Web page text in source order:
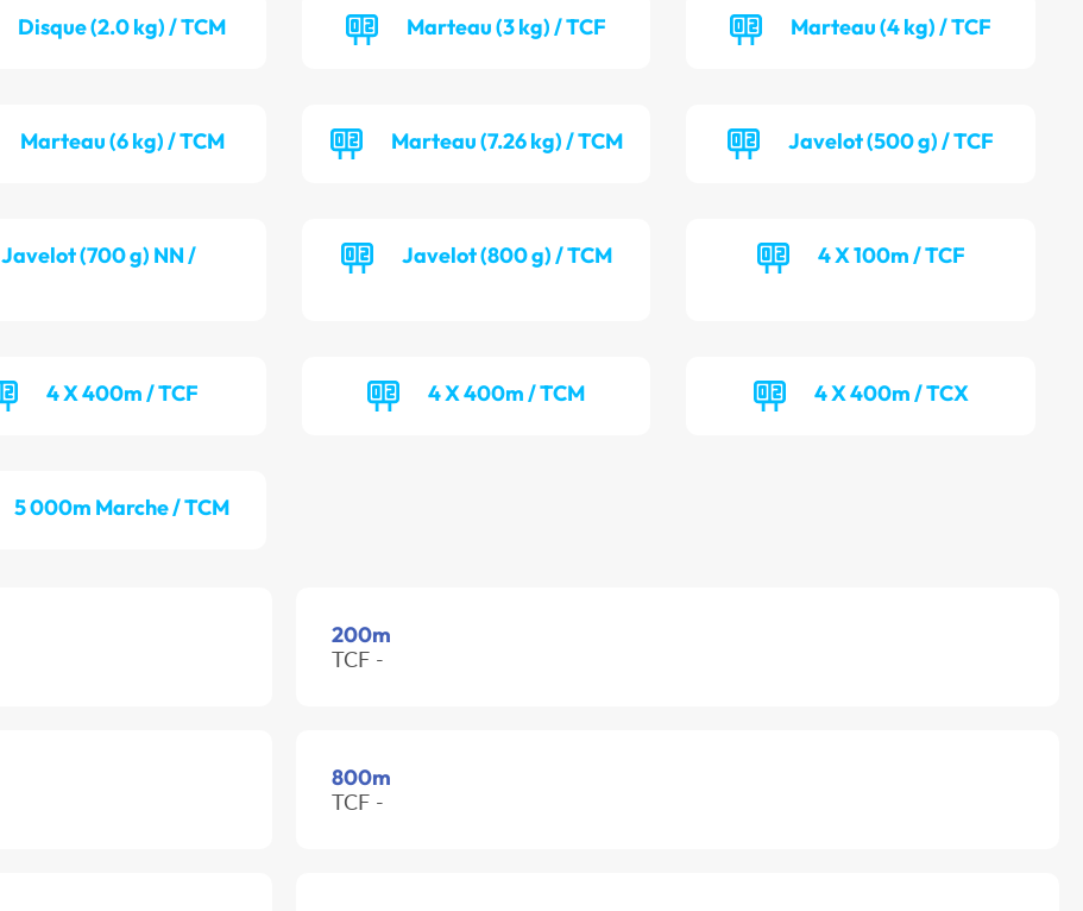
Disque (2.0 kg) / TCM Marteau (3 kg) / TCF Marteau (4 kg) / TCF
Marteau (6 kg) / TCM Marteau (7.26 kg) / TCM Javelot (500 g) / TCF
Javelot (700 g) NN /
Javelot (800 g) / TCM 4 X 100m / TCF
4 X 400m / TCF 4 X 400m / TCM 4 X 400m / TCX
5 000m Marche / TCM
200m
TCF -
800m
TCF -